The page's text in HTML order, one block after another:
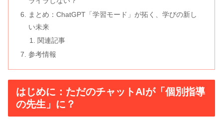
まとめ：ChatGPT「学習モード」が拓く、学びの新し
い未来
関連記事
参考情報
はじめに：ただのチャットAIが「個別指導
の先生」に？